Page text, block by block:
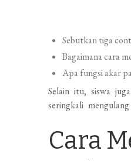
Sebutkan tiga
Bagaimana cara
Apa fungsi akar
Selain itu, siswa
seringkali
Cara